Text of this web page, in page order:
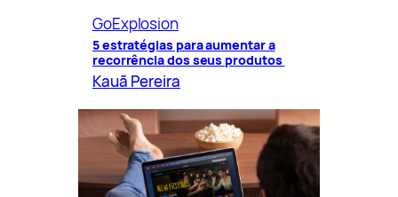
GoExplosion
5 estratégias para aumentar a
recorrência dos seus produtos
Kauã Pereira